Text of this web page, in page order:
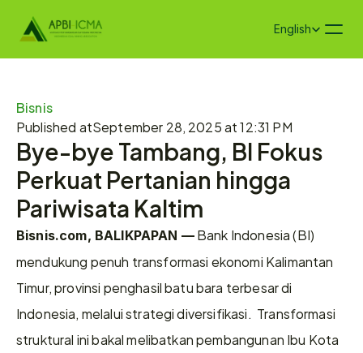
Select Language
English
Bisnis
Published atSeptember 28, 2025 at 12:31 PM
Bye-bye Tambang, BI Fokus
Perkuat Pertanian hingga
Pariwisata Kaltim
Bisnis.com, BALIKPAPAN — Bank Indonesia (BI)
mendukung penuh transformasi ekonomi Kalimantan
Timur, provinsi penghasil batu bara terbesar di
Indonesia, melalui strategi diversifikasi.  Transformasi
struktural ini bakal melibatkan pembangunan Ibu Kota